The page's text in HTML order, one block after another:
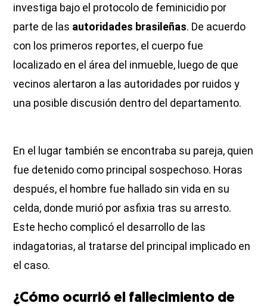
investiga bajo el protocolo de feminicidio por
parte de las autoridades brasileñas. De acuerdo
con los primeros reportes, el cuerpo fue
localizado en el área del inmueble, luego de que
vecinos alertaron a las autoridades por ruidos y
una posible discusión dentro del departamento.
En el lugar también se encontraba su pareja, quien
fue detenido como principal sospechoso. Horas
después, el hombre fue hallado sin vida en su
celda, donde murió por asfixia tras su arresto.
Este hecho complicó el desarrollo de las
indagatorias, al tratarse del principal implicado en
el caso.
¿Cómo ocurrió el fallecimiento de